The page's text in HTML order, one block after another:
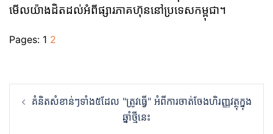
មើលយ៉ាងដិតដល់អំពីផ្សារភាគហ៊ុននៅប្រទេសកម្ពុជា។
Pages: 1 2
Post
navigation
គំនិតសំខាន់ៗទាំង៥ដែល "ត្រូវធ្វើ" ​អំពីការចាត់ចែងហិរញ្ញវត្ថុក្នុង
ឆ្នាំថ្មីនេះ